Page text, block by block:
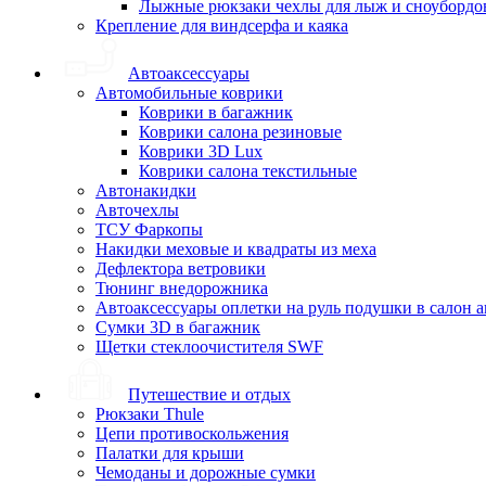
Лыжные рюкзаки чехлы для лыж и
Крепление для виндсерфа и каяка
Автоаксессуары
Автомобильные коврики
Коврики в багажник
Коврики салона резиновые
Коврики 3D Lux
Коврики салона текстильные
Автонакидки
Авточехлы
ТСУ Фаркопы
Накидки меховые и квадраты из меха
Дефлектора ветровики
Тюнинг внедорожника
Автоаксессуары оплетки на руль подушки в салон
Сумки 3D в багажник
Щетки стеклоочистителя SWF
Путешествие и отдых
Рюкзаки Thule
Цепи противоскольжения
Палатки для крыши
Чемоданы и дорожные сумки